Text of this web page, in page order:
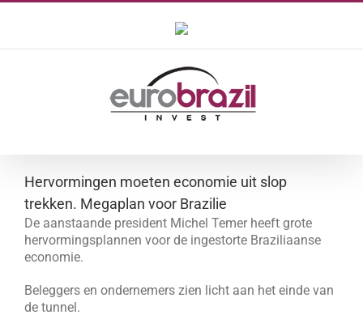
Ga
Hervormingen moeten economie uit slop
trekken. Megaplan voor Brazilie
De aanstaande president Michel Temer heeft grote
hervormingsplannen voor de ingestorte Braziliaanse
economie.
Beleggers en ondernemers zien licht aan het einde van
de tunnel.